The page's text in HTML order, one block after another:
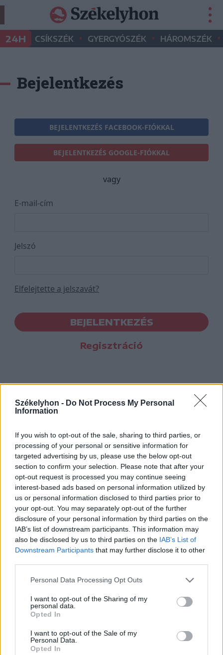
Székelyhon - Do Not Process My Personal
Information
If you wish to opt-out of the sale, sharing to third parties, or
processing of your personal or sensitive information for
targeted advertising by us, please use the below opt-out
section to confirm your selection. Please note that after your
opt-out request is processed you may continue seeing
interest-based ads based on personal information utilized by
us or personal information disclosed to third parties prior to
your opt-out. You may separately opt-out of the further
disclosure of your personal information by third parties on the
IAB’s list of downstream participants. This information may
also be disclosed by us to third parties on the IAB’s List of
Downstream Participants that may further disclose it to other
Personal Data Processing Opt Outs
I want to opt-out of the Sharing of my
personal data.
Opted In
I want to opt-out of the Sale of my
Personal Data.
Opted In
24H CSÍKSZÉK • GYERGYÓSZÉK • HÁROMSZÉK •
Bejelentkezés
BEJELENTKEZÉS FACEBOOK-FIÓKKAL
BEJELENTKEZÉS GOOGLE-FIÓKKAL
vagy
E-mail-cím
Jelszó
Elfelejtette a jelszavát?
BEJELENTKEZÉS
Regisztráció
Hasznos
Impresszum
Szerzői jogok
Adatvédelmi tájékoztató
Cookie-kezelési tájékoztató
Hozzászólási szabályzat
Nyomtatott lapjaink archívuma
Székely Hírmondó archívuma
Sütibeállítások